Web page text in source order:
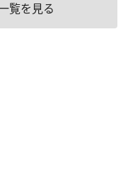
覧を見る